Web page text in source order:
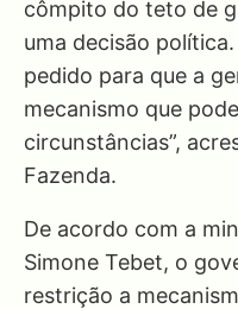
cômpito do teto de
uma decisão
pedido para que a
mecanismo que
circunstâncias”,
Fazenda.
De acordo com a
Simone Tebet, o
restrição a